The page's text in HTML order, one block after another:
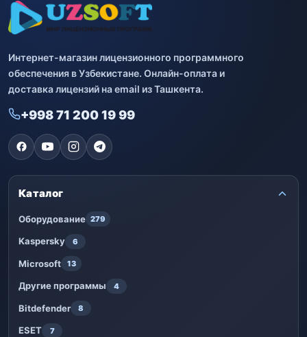
Интернет-магазин лицензионного программного
обеспечения в Узбекистане. Онлайн-оплата и
доставка лицензий на email из Ташкента.
+998 71 200 19 99
Каталог
Оборудование 279
Kaspersky 6
Microsoft 13
Другие программы 4
Bitdefender 8
ESET 7